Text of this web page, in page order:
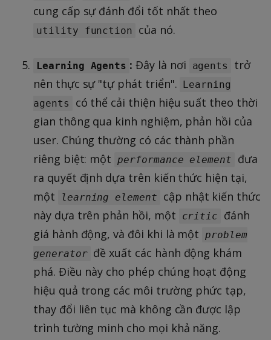
cung cấp sự đánh đổi tốt nhất theo
utility function của nó.
Learning Agents : Đây là nơi agents
trở
nên thực sự "tự phát triển". Learning
agents
có thể cải thiện hiệu suất theo thời
gian thông qua kinh nghiệm, phản hồi của
user. Chúng thường có các thành phần
riêng biệt: một
performance element
đưa
ra quyết định dựa trên kiến thức hiện tại,
một
learning element
cập nhật kiến thức
này dựa trên phản hồi, một
critic
đánh
giá hành động, và đôi khi là một
problem
generator đề xuất các hành động khám
phá. Điều này cho phép chúng hoạt động
hiệu quả trong các môi trường phức tạp,
thay đổi liên tục mà không cần được lập
trình tường minh cho mọi khả năng.